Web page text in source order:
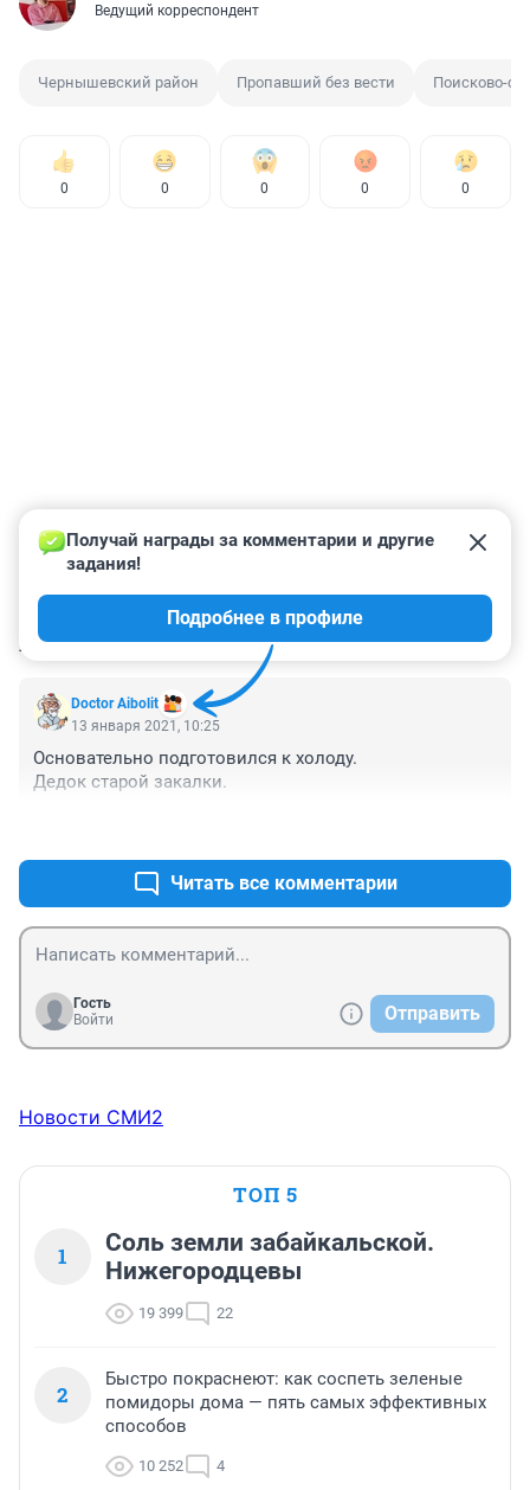
Ведущий корреспондент
Чернышевский район Пропавший без вести Поисково-
0 0 0 0 0
КОММЕНТАРИИ 2
Doctor Aibolit
Получай награды за комментарии и другие
задания!
Подробнее в профиле
13 января 2021, 10:25
Основательно подготовился к холоду.
Дедок старой закалки.
Читать все комментарии
Гость
Войти
Отправить
Новости СМИ2
ТОП 5
1
Соль земли забайкальской.
Нижегородцевы
19 399 22
2
Быстро покраснеют: как соспеть зеленые
помидоры дома — пять самых эффективных
способов
10 252 4